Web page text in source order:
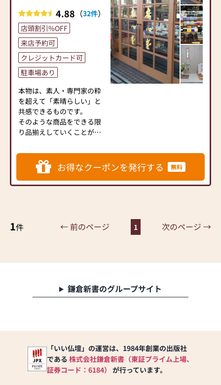
4.88 （32件）
店頭割引%OFF
来店予約可
クレジットカード可
駐車場あり
本物は、素人・専門家の粋
を超えて「素晴らしい」と
共感できるものです。
そのような商品をできる限
り品揃えしていくことが、
と考えています。
”お客様が何となくホッとす
る店”をモットーに皆様のご
来店を心よりお待ちしてお
年後、２０年後の信用を大
スタッフにいい仏壇を見
たとご来店時にお手数です
・消毒液を設置しています
・従業員に手洗い・うが
い・マスク着用を義務化し
お得なクーポンを発行する 無料
1件 ← 前のページ 1 次のページ →
鎌倉新書のグループサイト
「いい仏壇」の運営は、1984年創業の出版社
である 株式会社鎌倉新書（東証プライム上場、
証券コード：6184） が行っています。